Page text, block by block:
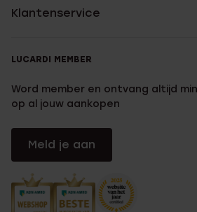
Klantenservice
LUCARDI MEMBER
Word member en ontvang altijd
op al jouw aankopen
Meld je aan